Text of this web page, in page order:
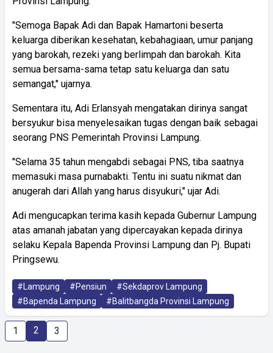
"Semoga Bapak Adi dan Bapak Hamartoni beserta
keluarga diberikan kesehatan, kebahagiaan, umur panjang
yang barokah, rezeki yang berlimpah dan barokah. Kita
semua bersama-sama tetap satu keluarga dan satu
semangat," ujarnya.
Sementara itu, Adi Erlansyah mengatakan dirinya sangat
bersyukur bisa menyelesaikan tugas dengan baik sebagai
seorang PNS Pemerintah Provinsi Lampung.
"Selama 35 tahun mengabdi sebagai PNS, tiba saatnya
memasuki masa purnabakti. Tentu ini suatu nikmat dan
anugerah dari Allah yang harus disyukuri," ujar Adi.
Adi mengucapkan terima kasih kepada Gubernur Lampung
atas amanah jabatan yang dipercayakan kepada dirinya
selaku Kepala Bapenda Provinsi Lampung dan Pj. Bupati
Pringsewu.
#Lampung #Pensiun
#Sekdaprov Lampung
#Bapenda Lampung
#Balitbangda Provinsi Lampung
1 2 3